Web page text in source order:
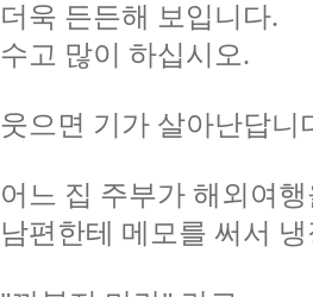
더욱 든든해 보입니다.
수고 많이 하십시오.
웃으면 기가 살아난답니
어느 집 주부가 해외여
남편한테 메모를 써서